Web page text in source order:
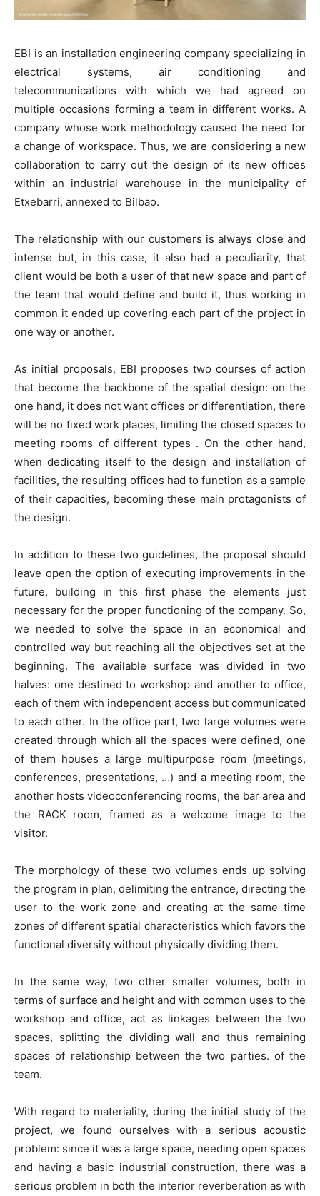
EBI is an installation engineering company specializing in
electrical systems, air conditioning and
telecommunications with which we had agreed on
multiple occasions forming a team in different works. A
company whose work methodology caused the need for
a change of workspace. Thus, we are considering a new
collaboration to carry out the design of its new offices
within an industrial warehouse in the municipality of
Etxebarri, annexed to Bilbao.
The relationship with our customers is always close and
intense but, in this case, it also had a peculiarity, that
client would be both a user of that new space and part of
the team that would define and build it, thus working in
common it ended up covering each part of the project in
one way or another.
As initial proposals, EBI proposes two courses of action
that become the backbone of the spatial design: on the
one hand, it does not want offices or differentiation, there
will be no fixed work places, limiting the closed spaces to
meeting rooms of different types . On the other hand,
when dedicating itself to the design and installation of
facilities, the resulting offices had to function as a sample
of their capacities, becoming these main protagonists of
the design.
In addition to these two guidelines, the proposal should
leave open the option of executing improvements in the
future, building in this first phase the elements just
necessary for the proper functioning of the company. So,
we needed to solve the space in an economical and
controlled way but reaching all the objectives set at the
beginning. The available surface was divided in two
halves: one destined to workshop and another to office,
each of them with independent access but communicated
to each other. In the office part, two large volumes were
created through which all the spaces were defined, one
of them houses a large multipurpose room (meetings,
conferences, presentations, …) and a meeting room, the
another hosts videoconferencing rooms, the bar area and
the RACK room, framed as a welcome image to the
visitor.
The morphology of these two volumes ends up solving
the program in plan, delimiting the entrance, directing the
user to the work zone and creating at the same time
zones of different spatial characteristics which favors the
functional diversity without physically dividing them.
In the same way, two other smaller volumes, both in
terms of surface and height and with common uses to the
workshop and office, act as linkages between the two
spaces, splitting the dividing wall and thus remaining
spaces of relationship between the two parties. of the
team.
With regard to materiality, during the initial study of the
project, we found ourselves with a serious acoustic
problem: since it was a large space, needing open spaces
and having a basic industrial construction, there was a
serious problem in both the interior reverberation as with